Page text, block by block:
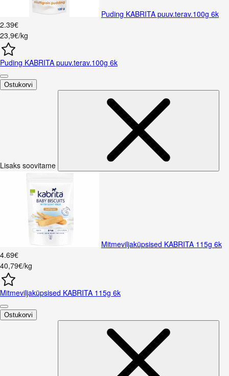
Puding KABRITA puuv.terav.100g 6k
2.39€
23,9€/kg
Puding KABRITA puuv.terav.100g 6k
Ostukorvi
Lisaks soovitame
Mitmeviljaküpsised KABRITA 115g 6k
4.69€
40,79€/kg
Mitmeviljaküpsised KABRITA 115g 6k
Ostukorvi